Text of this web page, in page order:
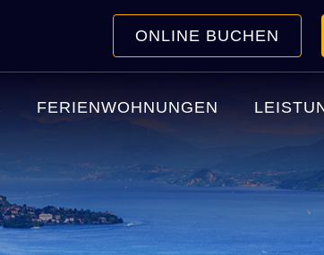
ONLINE BUCHEN
FERIENWOHNUNGEN